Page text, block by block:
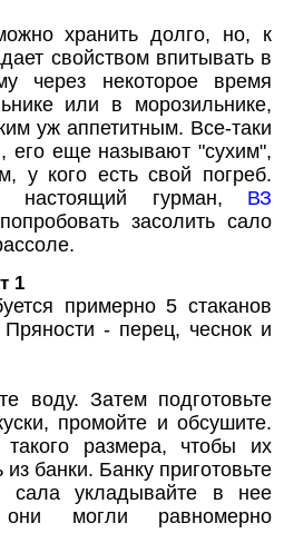
хранить долго, но, к
свойством впитывать в
через некоторое время
или в морозильнике,
уж аппетитным. Все-таки
его еще называют "сухим",
у кого есть свой погреб.
настоящий гурман, ВЗ
засолить сало
1
примерно 5 стаканов
- перец, чеснок и
воду. Затем подготовьте
промойте и обсушите.
размера, чтобы их
банки. Банку приготовьте
сала укладывайте в нее
могли равномерно